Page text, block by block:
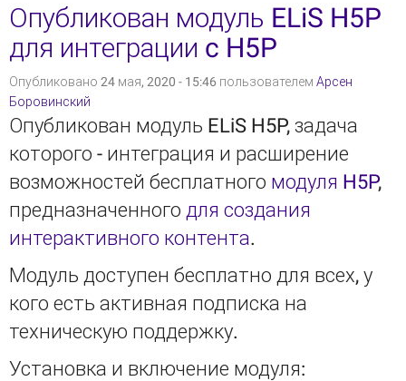
Опубликован модуль ELiS H5P
для интеграции c H5P
Опубликовано 24 мая, 2020 - 15:46 пользователем Арсен
Боровинский
Опубликован модуль ELiS H5P, задача
которого - интеграция и расширение
возможностей бесплатного модуля H5P,
предназначенного для создания
интерактивного контента.
Модуль доступен бесплатно для всех, у
кого есть активная подписка на
техническую поддержку.
Установка и включение модуля: